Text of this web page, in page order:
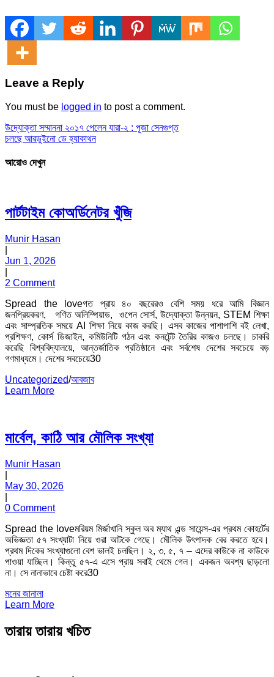
Leave a Reply
You must be logged in to post a comment.
Post
navigation
Previous
Post
উদ্যোক্তা সম্মাননা ২০১৭ পেলেন যারা-২ : পূজা সেনগুপ্ত
Next
চলছে আরডুইনো ডে হ্যাকাথন
আরোও দেখুন
পার্টটাইম কোঅর্ডিনেটর খুঁজি
Munir Hasan
Jun 1, 2026
2 Comment
Spread the loveগত প্রায় ৪০ বছরেরও বেশি সময় ধরে আমি বিজ্ঞান
জনপ্রিয়করণ, গণিত অলিম্পিয়াড, ওপেন সোর্স, উদ্যোক্তা উন্নয়ন, STEM শিক্ষা
এবং সাম্প্রতিক সময়ে AI শিক্ষা নিয়ে কাজ করছি। এসব কাজের পাশাপাশি বই লেখা,
প্রশিক্ষণ, কোর্স ডিজাইন, কমিউনিটি গঠন এবং কনটেন্ট তৈরির কাজও চলছে। চাকরি
করেছি বিশ্ববিদ্যালয়ে, আন্তর্জাতিক প্রতিষ্ঠানে এবং সর্বশেষ দেশের সবচেয়ে বড়
গণমাধ্যমে। দেশের সবচেয়ে30
Categories
Uncategorized/আবজাব
Learn More
মার্বেল, কাঠি আর মৌলিক সংখ্যা
Munir Hasan
May 30, 2026
0 Comment
Spread the loveমরিয়ম মির্জাখানি স্কুল অব ম্যাথ এন্ড সায়েন্স-এর প্রথম কোহর্টের
অভিজ্ঞতা ৫৭ সংখ্যাটা নিয়ে ওরা আটকে গেছে। মৌলিক উৎপাদক বের করতে হবে।
প্রথম দিকের সংখ্যাগুলো বেশ ভালই চলছিল। ২, ৩, ৫, ৭ – এদের কাউকে না কাউকে
পাওয়া যাচ্ছিল। কিন্তু ৫৭-এ এসে প্রায় সবাই থেমে গেল। একজন অবশ্য ছাড়লো
না। সে নানাভাবে চেষ্টা করে30
Categories
মনের জানালা
Learn More
তারায় তারায় খচিত